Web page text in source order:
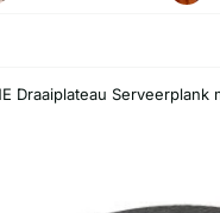
Draaiplateau